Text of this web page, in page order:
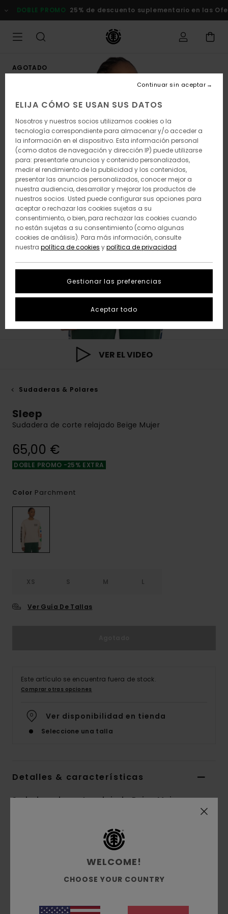
la
DOBLE PROMO 25% de descuento suplementario en las
AGOTADO
VER EL VIDEO
Sudaderas & Polares
Sleep
Sudadera de corte relajado Beige Mujer
65,00 €
DOBLE PROMO -25% EXTRA
Color Parchment
XS S M L
Ver Guía De Tallas
Este artículo se encuentra fuera de stock.
Comprar otras opciones
Ver disponibilidad en tienda
Seleccione una talla
Detalles & características
Sudadera de corte relajado Beige Mujer
Cuello:Cuello redondo
WELCOME!
CHOOSE YOUR COUNTRY
ELIJA CÓMO SE USAN SUS DATOS
Nosotros y nuestros socios utilizamos cookies o la
tecnología correspondiente para almacenar y/o acceder a
la información en el dispositivo. Esta información personal
(como datos de navegación y dirección IP) puede utilizarse
para: presentarle anuncios y contenido personalizados,
medir el rendimiento de la publicidad y los contenidos,
presentar las anuncios personalizados, conocer mejor a
nuestra audiencia, desarrollar y mejorar los productos de
nuestros socios. Usted puede configurar sus opciones para
aceptar o rechazar las cookies sujetas a su
consentimiento, o bien, para rechazar las cookies cuando
no están sujetas a su consentimiento (como algunas
cookies de análisis). Para más información, consulte
nuestra política de cookies ypolítica de privacidad
Gestionar las preferencias
Continuar sin aceptar
Aceptar todo